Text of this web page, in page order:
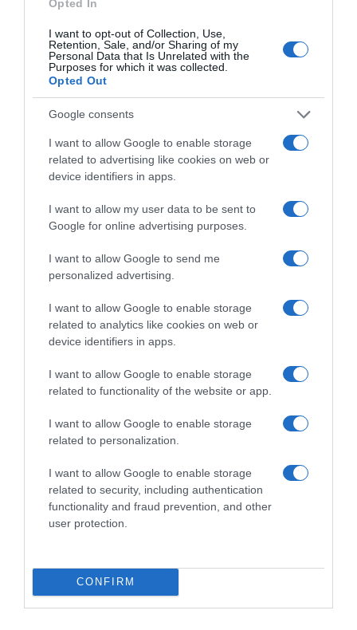
Opted In
I want to opt-out of Collection, Use,
Retention, Sale, and/or Sharing of my
Personal Data that Is Unrelated with the
Purposes for which it was collected.
Opted Out
Google consents
I want to allow Google to enable storage
related to advertising like cookies on web or
device identifiers in apps.
I want to allow my user data to be sent to
Google for online advertising purposes.
I want to allow Google to send me
personalized advertising.
I want to allow Google to enable storage
related to analytics like cookies on web or
device identifiers in apps.
I want to allow Google to enable storage
related to functionality of the website or app.
I want to allow Google to enable storage
related to personalization.
I want to allow Google to enable storage
related to security, including authentication
functionality and fraud prevention, and other
user protection.
CONFIRM
Παρακαλώ Περιμένετε...
ΔΕΥΤΕΡΑ – ΡΕΜΟΣ ΑΝΤΩΝΗΣ
Παρακαλώ Περιμένετε...